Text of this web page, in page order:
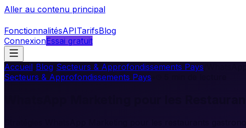
Aller au contenu principal
FonctionnalitésAPITarifsBlog
ConnexionEssai gratuit
Accueil Blog Secteurs & Approfondissements Pays
Secteurs & Approfondissements Pays
Stratégies WhatsApp Marketing pour les restaurants